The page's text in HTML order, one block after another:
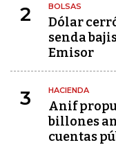
2 BOLSAS
Dólar
senda
Emisor
3 HACIENDA
Anif
billones
cuentas